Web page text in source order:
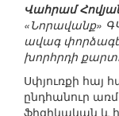
Վահրամ
«Նորավանք»
ավագ
խորհրդի
Սփյուռքի հայ
ընդհանուր
ֆիզիկական և